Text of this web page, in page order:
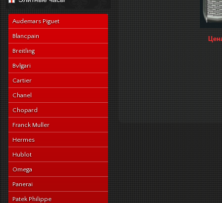
Audemars Piguet
Blancpain
Breitling
Bvlgari
Cartier
Chanel
Chopard
Franck Muller
Hermes
Hublot
Omega
Panerai
Patek Philippe